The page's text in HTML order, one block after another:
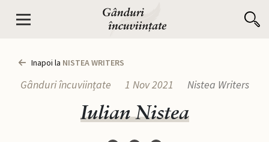
Inapoi la NISTEA WRITERS
Gânduri încuviințate 1 Nov 2021 Nistea Writers
Iulian Nistea